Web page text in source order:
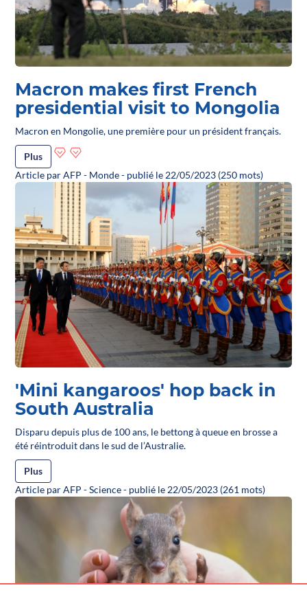
Macron makes first French
presidential visit to Mongolia
Macron en Mongolie, une première pour un président français.
Plus
Article par AFP - Monde - publié le 22/05/2023 (250 mots)
'Mini kangaroos' hop back in
South Australia
Disparu depuis plus de 100 ans, le bettong à queue en brosse a
été réintroduit dans le sud de l’Australie.
Plus
Article par AFP - Science - publié le 22/05/2023 (261 mots)